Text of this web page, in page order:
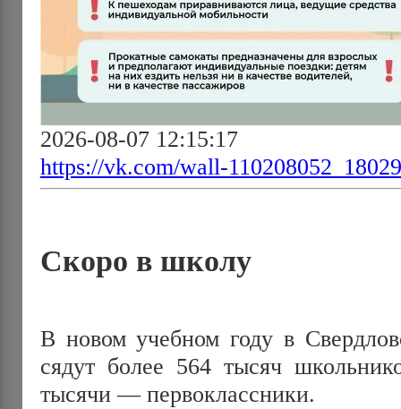
2026-08-07 12:15:17
https://vk.com/wall-110208052_18029
Скоро в школу
В новом учебном году в
сядут более 564 тысяч
тысячи — первоклассники.